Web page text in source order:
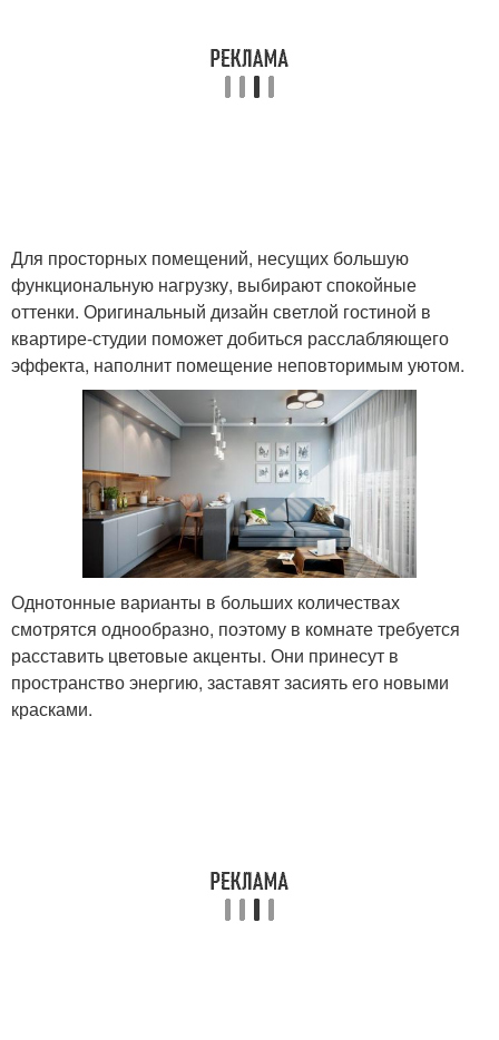
Для просторных помещений, несущих большую
функциональную нагрузку, выбирают спокойные
оттенки. Оригинальный дизайн светлой гостиной в
квартире-студии поможет добиться расслабляющего
эффекта, наполнит помещение неповторимым уютом.
Однотонные варианты в больших количествах
смотрятся однообразно, поэтому в комнате требуется
расставить цветовые акценты. Они принесут в
пространство энергию, заставят засиять его новыми
красками.